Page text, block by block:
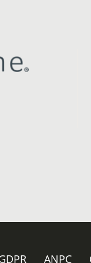
ANPC